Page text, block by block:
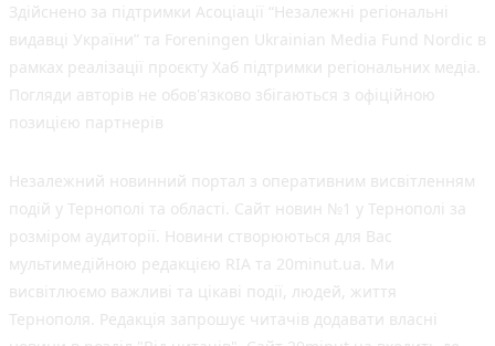
Здійснено за підтримки Асоціації “Незалежні регіональні
видавці України” та Foreningen Ukrainian Media Fund Nordic в
рамках реалізації проєкту Хаб підтримки регіональних медіа.
Погляди авторів не обов'язково збігаються з офіційною
позицією партнерів
Незалежний новинний портал з оперативним висвітленням
подій у Тернополі та області. Сайт новин №1 у Тернополі за
розміром аудиторії. Новини створюються для Вас
мультимедійною редакцією RIA та 20minut.ua. Ми
висвітлюємо важливі та цікаві події, людей, життя
Тернополя. Редакція запрошує читачів додавати власні